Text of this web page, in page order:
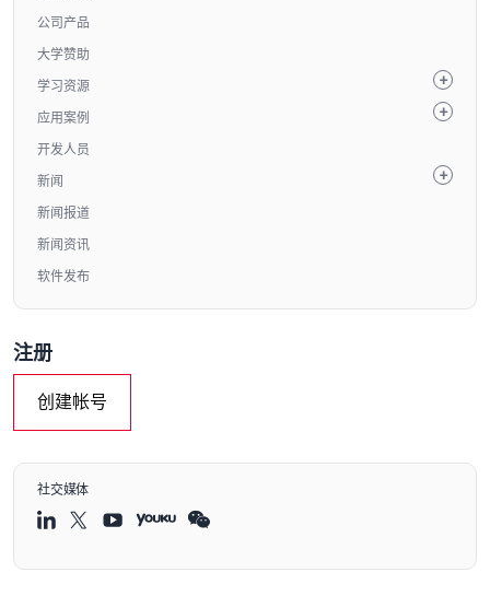
公司产品
大学赞助
学习资源
应用案例
开发人员
新闻
新闻报道
新闻资讯
软件发布
注册
创建帐号
社交媒体